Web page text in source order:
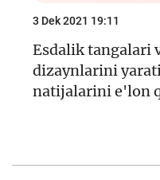
3 Dek 2021 19:11
Esdalik tangalari
dizaynlarini
natijalarini e'lon